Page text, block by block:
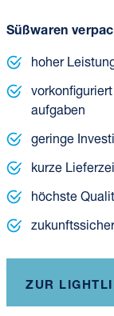
Süßwaren
hoher
aufgaben
geringe
kurze
höchste
ZUR